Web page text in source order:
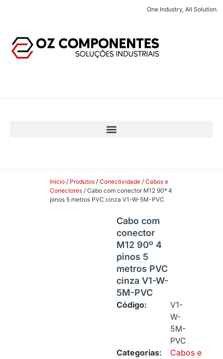
One Industry, All Solution.
Início / Produtos / Conectividade / Cabos e
Conectores / Cabo com conector M12 90º 4
pinos 5 metros PVC cinza V1-W-5M-PVC
Cabo com
conector
M12 90º 4
pinos 5
metros PVC
cinza V1-W-
5M-PVC
Código:
V1-
W-
5M-
PVC
Categorias:
Cabos e